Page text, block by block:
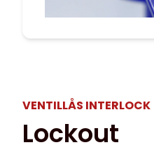
VENTILLÅS INTERLOCK
Lockout